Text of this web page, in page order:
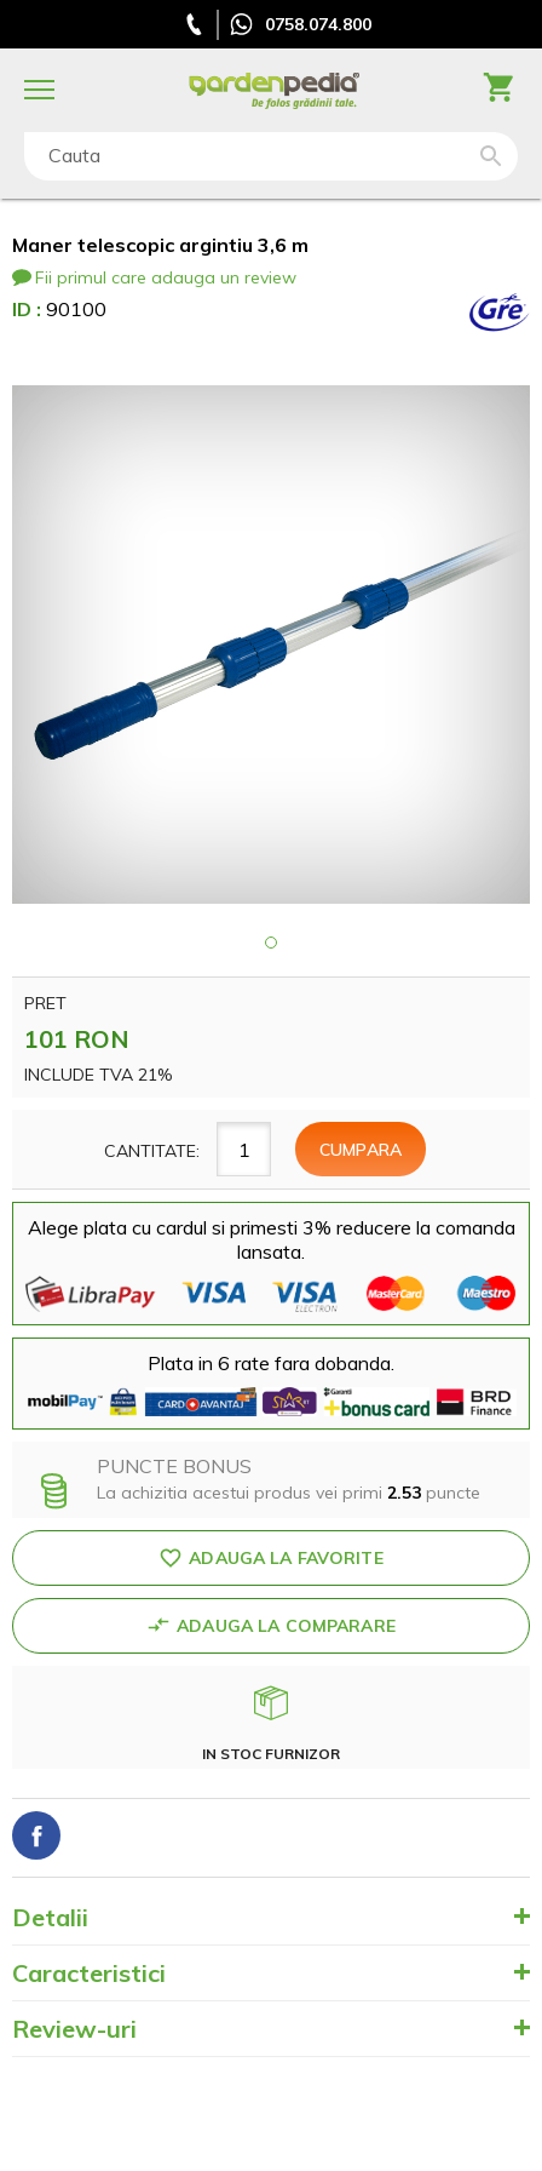
0758.074.800
Cauta
Maner telescopic argintiu 3,6 m
Fii primul care adauga un review
ID : 90100
PRET
101 RON
INCLUDE TVA 21%
CANTITATE:
Alege plata cu cardul si primesti 3% reducere la comanda
lansata.
Plata in 6 rate fara dobanda.
PUNCTE BONUS
La achizitia acestui produs vei primi 2.53 puncte
ADAUGA LA FAVORITE
ADAUGA LA COMPARARE
IN STOC FURNIZOR
Detalii
Caracteristici
Review-uri